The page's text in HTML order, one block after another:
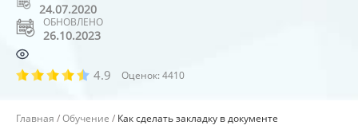
24.07.2020
ОБНОВЛЕНО
26.10.2023
4.9 Оценок:4410
Главная Обучение Как сделать закладку в документе